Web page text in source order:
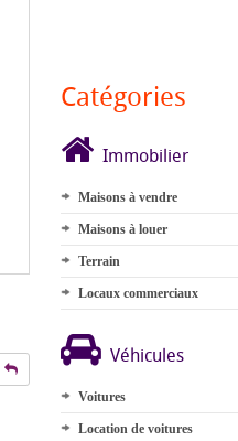
Catégories
Immobilier
Maisons à vendre
Maisons à louer
Terrain
Locaux commerciaux
Véhicules
Voitures
Location de voitures